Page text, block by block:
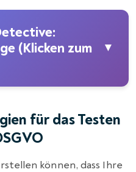
(Klicken zum
▼
für das Testen
können, dass Ihre